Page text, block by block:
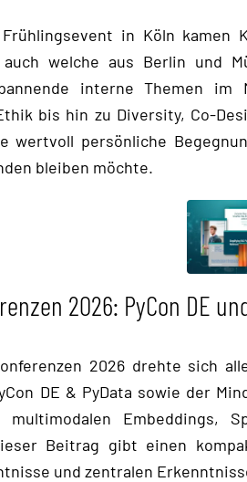
in Köln kamen
welche aus Berlin und
interne Themen
bis hin zu Diversity, Co-
wertvoll persönliche
bleiben möchte.
2026: PyCon DE
2026 drehte sich
DE & PyData sowie der
multimodalen Embeddings,
Beitrag gibt einen
und zentralen